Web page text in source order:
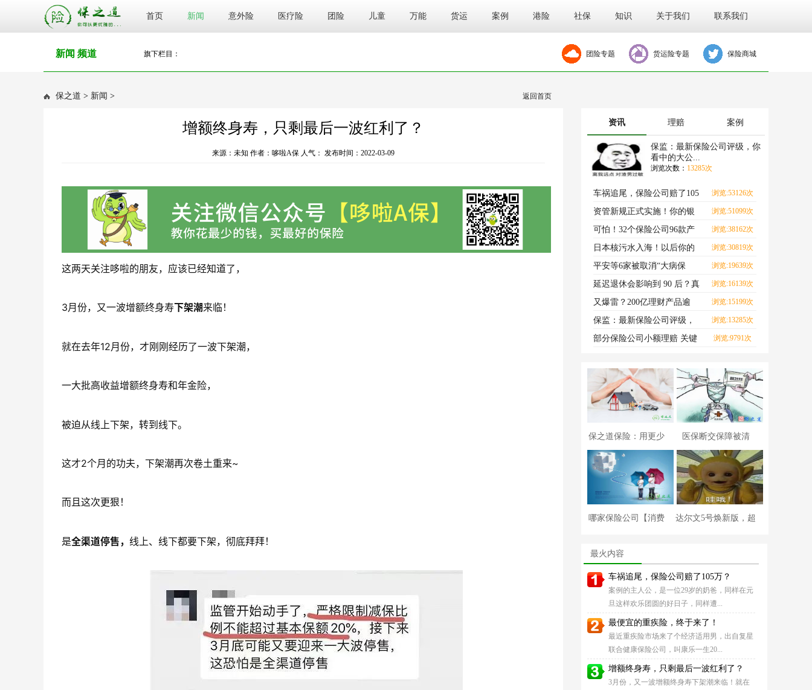
首页 新闻 意外险 医疗险 团险 儿童 万能 货运 案例 港险 社保 知识 关于我们 联系我们
新闻 频道 旗下栏目： 团险专题 货运险专题 保险商城
保之道 > 新闻 > 返回首页
增额终身寿，只剩最后一波红利了？
来源：未知 作者：哆啦A保 人气： 发布时间：2022-03-09
这两天关注哆啦的朋友，应该已经知道了，
3月份，又一波增额终身寿下架潮来临！
就在去年12月份，才刚刚经历了一波下架潮，
一大批高收益增额终身寿和年金险，
被迫从线上下架，转到线下。
这才2个月的功夫，下架潮再次卷土重来~
而且这次更狠！
是全渠道停售， 线上、线下都要下架，彻底拜拜！
资讯 理赔 案例
保监：最新保险公司评级，你
看中的大公...
浏览次数： 13285次
车祸追尾，保险公司赔了105
万？
浏览:53126次
资管新规正式实施！你的银
行理财，要亏了？
浏览:51099次
可怕！32个保险公司96款产
品，全快没了！
浏览:38162次
日本核污水入海！以后你的
每一口海鲜，都可能致
浏览:30819次
平安等6家被取消“大病保
险”资格？真相来了！
浏览:19639次
延迟退休会影响到 90 后？真
相来了！
浏览:16139次
又爆雷？200亿理财产品逾
期，世界500强公司总部
浏览:15199次
保监：最新保险公司评级，
你看中的大公司出事了.
浏览:13285次
部分保险公司小额理赔 关键
浏览:9791次
保之道保险：用更少
的钱，买更好的产
医保断交保障被清
零？深度解读医保
哪家保险公司【消费 达尔文5号焕新版，超
最火内容
车祸追尾，保险公司赔了105万？
案例的主人公，是一位29岁的奶爸，同样在元
旦这样欢乐团圆的好日子，同样遭...
最便宜的重疾险，终于来了！
最近重疾险市场来了个经济适用男，出自复星
联合健康保险公司，叫康乐一生20...
增额终身寿，只剩最后一波红利了？
3月份，又一波增额终身寿下架潮来临！就在